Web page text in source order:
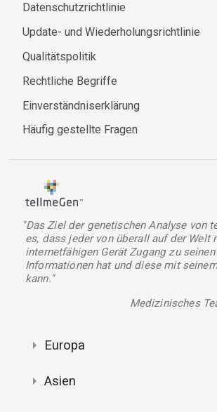
Datenschutzrichtlinie
Update- und Wiederholungsrichtlinie
Qualitätspolitik
Rechtliche Begriffe
Einverständniserklärung
Häufig gestellte Fragen
"Das Ziel der genetischen Analyse von
es, dass jeder von überall auf der Welt
internetfähigen Gerät Zugang zu
Informationen hat und diese mit
kann."
Medizinisches
Europa
Asien